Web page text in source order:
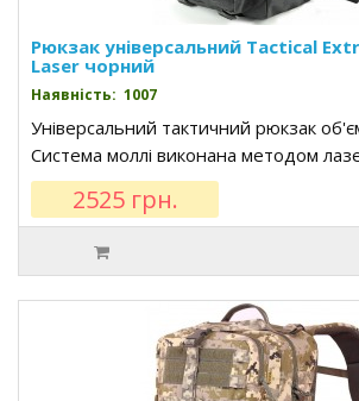
Рюкзак універсальний Tactical
Laser чорний
Наявність: 1007
Універсальний тактичний рюкзак
Система моллі виконана методом
2525 грн.